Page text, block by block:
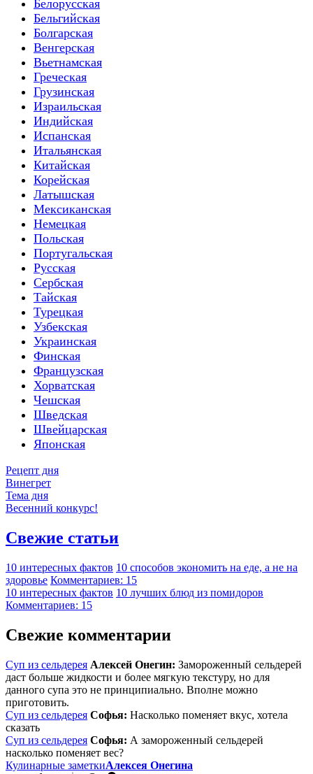
Белорусская
Бельгийская
Болгарская
Венгерская
Вьетнамская
Греческая
Грузинская
Израильская
Индийская
Испанская
Итальянская
Китайская
Корейская
Латышская
Мексиканская
Немецкая
Польская
Португальская
Русская
Сербская
Тайская
Турецкая
Узбекская
Украинская
Финская
Французская
Хорватская
Чешская
Шведская
Швейцарская
Японская
Рецепт дня
Винегрет
Тема дня
Весенний конкурс!
Свежие статьи
10 интересных фактов 10 способов экономить на еде, а не на
здоровье Комментариев: 15
10 интересных фактов 10 лучших блюд из помидоров
Комментариев: 15
Свежие комментарии
Суп из сельдерея Алексей Онегин: Замороженный сельдерей
даст больше жидкости и более мягкую текстуру, но для
данного супа это не принципиально. Вполне можно
приготовить.
Суп из сельдерея Софья: Насколько поменяет вкус, хотела
сказать
Суп из сельдерея Софья: А замороженный сельдерей
насколько поменяет вес?
Кулинарные заметкиАлексея Онегина